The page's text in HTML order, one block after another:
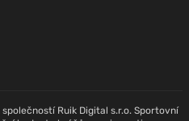
Ruik Digital s.r.o. Sportovní